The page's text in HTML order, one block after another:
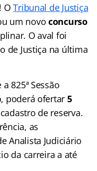
OTribunal de Justiça
um novoconcurso
O aval foi
de Justiça na última
825ª Sessão
poderá ofertar 5
de reserva.
as
Analista Judiciário
da carreira a até